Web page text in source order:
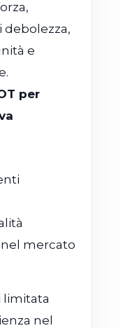
debolezza,
e
per
mercato
limitata
nel